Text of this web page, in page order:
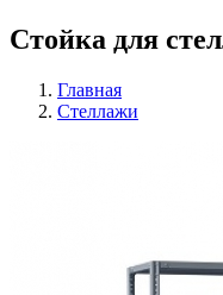
Стойка для
Главная
Стеллажи